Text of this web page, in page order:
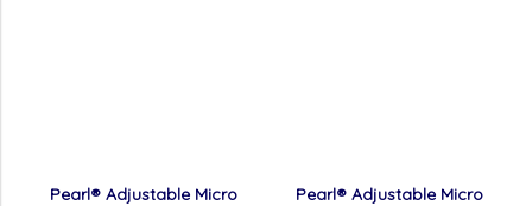
Pearl® Adjustable Micro
Pearl® Adjustable Micro